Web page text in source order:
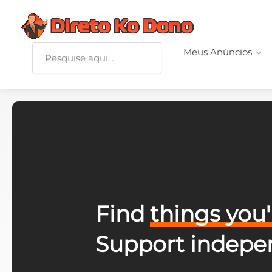
Meus Anúncios
Find things
Support